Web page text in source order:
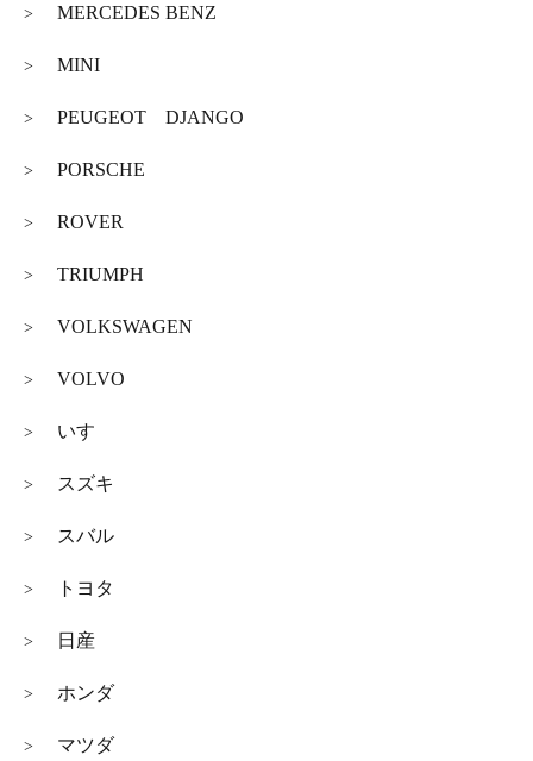
> MERCEDES BENZ
> MINI
> PEUGEOT DJANGO
> PORSCHE
> ROVER
> TRIUMPH
> VOLKSWAGEN
> VOLVO
> いすゞ
> スズキ
> スバル
> トヨタ
> 日産
> ホンダ
> マツダ